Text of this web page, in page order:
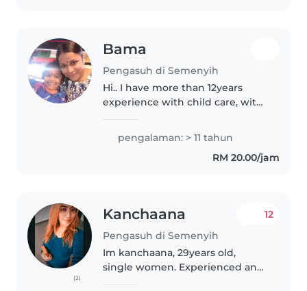
Bama
Pengasuh di Semenyih
Hi.. I have more than 12years
experience with child care, with
the kids with care n I already
have some experience my
cousins kids and working with..
pengalaman: > 11 tahun
RM 20.00/jam
(2)
Kanchaana
Pengasuh di Semenyih
12
Im kanchaana, 29years old,
single women. Experienced and